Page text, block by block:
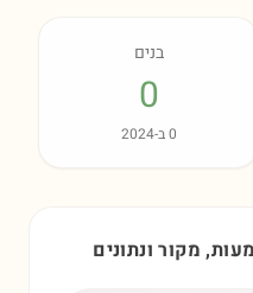
בנים
0
0ב-2024
מקור ונתונים